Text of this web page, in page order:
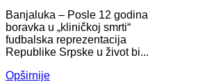
Banjaluka – Posle 12 godina
boravka u „kliničkoj smrti“
fudbalska reprezentacija
Republike Srpske u život bi...
Opširnije